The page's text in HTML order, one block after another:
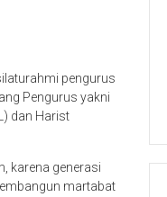
pengurus
Pengurus yakni
dan Harist
karena generasi
martabat